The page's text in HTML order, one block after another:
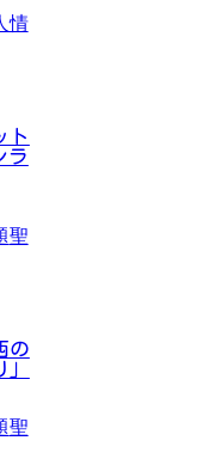
情
ト
ラ
聖
の
聖